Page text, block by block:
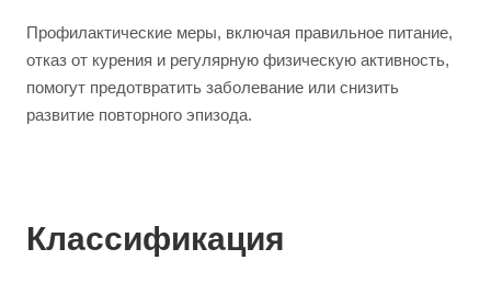
Профилактические меры, включая правильное питание,
отказ от курения и регулярную физическую активность,
помогут предотвратить заболевание или снизить
развитие повторного эпизода.
Классификация